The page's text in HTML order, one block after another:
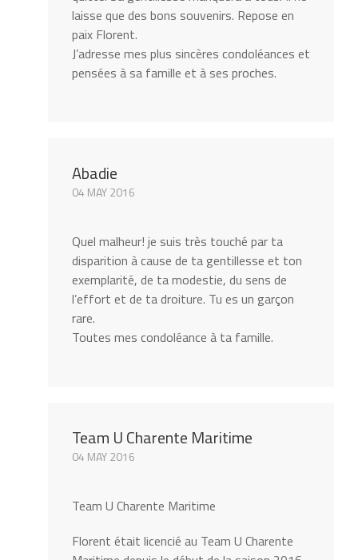
laisse que des bons souvenirs. Repose en
paix Florent.
J’adresse mes plus sincères condoléances et
pensées à sa famille et à ses proches.
Abadie
04 MAY 2016
Quel malheur! je suis très touché par ta
disparition à cause de ta gentillesse et ton
exemplarité, de ta modestie, du sens de
l’effort et de ta droiture. Tu es un garçon
rare.
Toutes mes condoléance à ta famille.
Team U Charente Maritime
04 MAY 2016
Team U Charente Maritime
Florent était licencié au Team U Charente